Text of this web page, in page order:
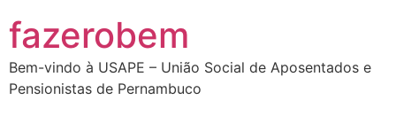
para
conteúdo
fazerobem
Bem-vindo à USAPE – União Social de Aposentados e
Pensionistas de Pernambuco